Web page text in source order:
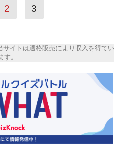
2 3
イトは適格販売により収入を得てい
す。